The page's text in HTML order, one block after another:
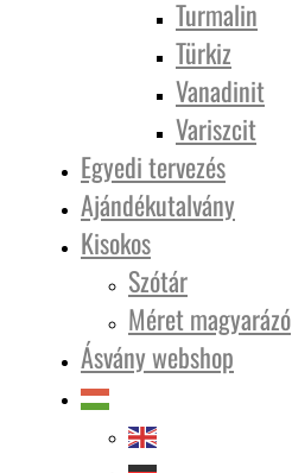
Turmalin
Türkiz
Vanadinit
Variszcit
Egyedi tervezés
Ajándékutalvány
Kisokos
Szótár
Méret magyarázó
Ásvány webshop